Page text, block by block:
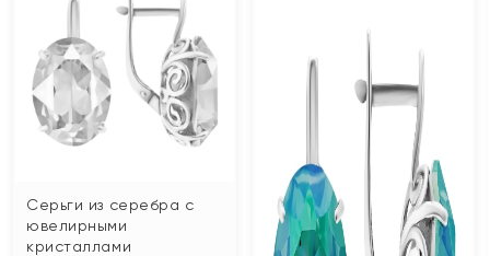
Серьги из серебра с
ювелирными
кристаллами